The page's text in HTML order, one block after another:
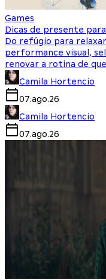
Games
Dicas de presente
Do refúgio para
performance visual,
renovar a rotina de
Camila Hortencio
07.ago.26
Camila Hortencio
07.ago.26